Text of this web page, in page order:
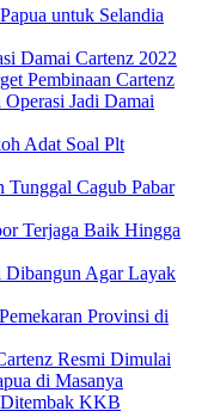
untuk Selandia
Damai Cartenz 2022
Pembinaan Cartenz
Jadi Damai
Adat Soal Plt
Cagub Pabar
Terjaga Baik Hingga
Dibangun Agar Layak
Provinsi di
Resmi Dimulai
di Masanya
KKB